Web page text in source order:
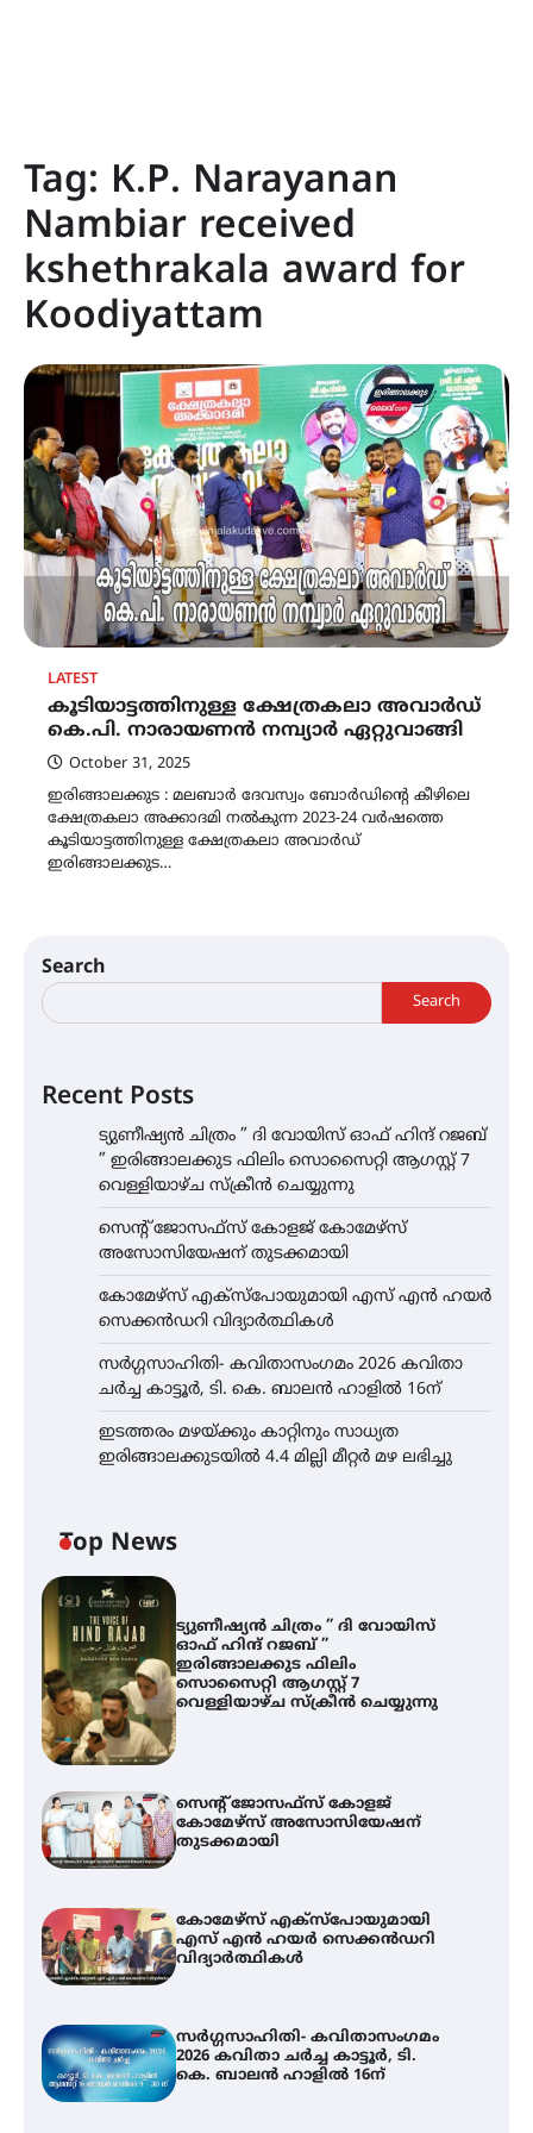
Tag: K.P. Narayanan
Nambiar received
kshethrakala award for
Koodiyattam
LATEST
കൂടിയാട്ടത്തിനുള്ള ക്ഷേത്രകലാ അവാർഡ്
കെ.പി. നാരായണൻ നമ്പ്യാർ ഏറ്റുവാങ്ങി
October 31, 2025
ഇരിങ്ങാലക്കുട : മലബാർ ദേവസ്വം ബോർഡിന്റെ കീഴിലെ
ക്ഷേത്രകലാ അക്കാദമി നൽകുന്ന 2023-24 വർഷത്തെ
കൂടിയാട്ടത്തിനുള്ള ക്ഷേത്രകലാ അവാർഡ്
ഇരിങ്ങാലക്കുട…
Search
Search
Recent Posts
ട്യുണീഷ്യൻ ചിത്രം ” ദി വോയിസ് ഓഫ് ഹിന്ദ് റജബ്
” ഇരിങ്ങാലക്കുട ഫിലിം സൊസൈറ്റി ആഗസ്റ്റ് 7
വെള്ളിയാഴ്ച സ്‌ക്രീൻ ചെയ്യുന്നു
സെന്റ് ജോസഫ്സ് കോളജ് കോമേഴ്‌സ്
അസോസിയേഷന് തുടക്കമായി
കോമേഴ്സ് എക്സ്പോയുമായി എസ് എൻ ഹയർ
സെക്കൻഡറി വിദ്യാർത്ഥികൾ
സർഗ്ഗസാഹിതി- കവിതാസംഗമം 2026 കവിതാ
ചർച്ച കാട്ടൂർ, ടി. കെ. ബാലൻ ഹാളിൽ 16ന്
ഇടത്തരം മഴയ്ക്കും കാറ്റിനും സാധ്യത
ഇരിങ്ങാലക്കുടയിൽ 4.4 മില്ലി മീറ്റർ മഴ ലഭിച്ചു
Top News
ട്യുണീഷ്യൻ ചിത്രം ” ദി വോയിസ്
ഓഫ് ഹിന്ദ് റജബ് ”
ഇരിങ്ങാലക്കുട ഫിലിം
സൊസൈറ്റി ആഗസ്റ്റ് 7
വെള്ളിയാഴ്ച സ്‌ക്രീൻ ചെയ്യുന്നു
സെന്റ് ജോസഫ്സ് കോളജ്
കോമേഴ്‌സ് അസോസിയേഷന്
തുടക്കമായി
കോമേഴ്സ് എക്സ്പോയുമായി
എസ് എൻ ഹയർ സെക്കൻഡറി
വിദ്യാർത്ഥികൾ
സർഗ്ഗസാഹിതി- കവിതാസംഗമം
2026 കവിതാ ചർച്ച കാട്ടൂർ, ടി.
കെ. ബാലൻ ഹാളിൽ 16ന്